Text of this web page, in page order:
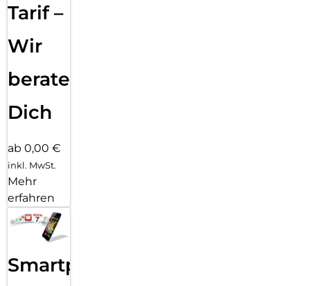
Tarif –
Wir
beraten
Dich
ab 0,00 €
inkl. MwSt.
Mehr
erfahren
Smartphone